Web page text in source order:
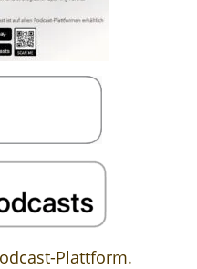
Plattform.